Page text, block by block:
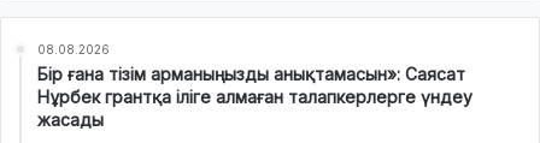
08.08.2026
Бір ғана тізім арманыңызды анықтамасын»: Саясат
Нұрбек грантқа іліге алмаған талапкерлерге үндеу
жасады